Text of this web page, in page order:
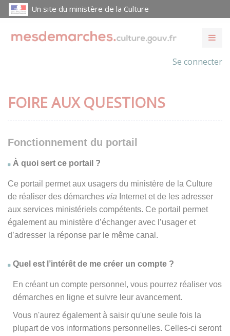
Un site du ministère de la Culture
Se connecter
FOIRE AUX QUESTIONS
Fonctionnement du portail
À quoi sert ce portail ?
Ce portail permet aux usagers du ministère de la Culture
de réaliser des démarches via Internet et de les adresser
aux services ministériels compétents. Ce portail permet
également au ministère d’échanger avec l’usager et
d’adresser la réponse par le même canal.
Quel est l’intérêt de me créer un compte ?
En créant un compte personnel, vous pourrez réaliser vos
démarches en ligne et suivre leur avancement.
Vous n'aurez également à saisir qu'une seule fois la
plupart de vos informations personnelles. Celles-ci seront